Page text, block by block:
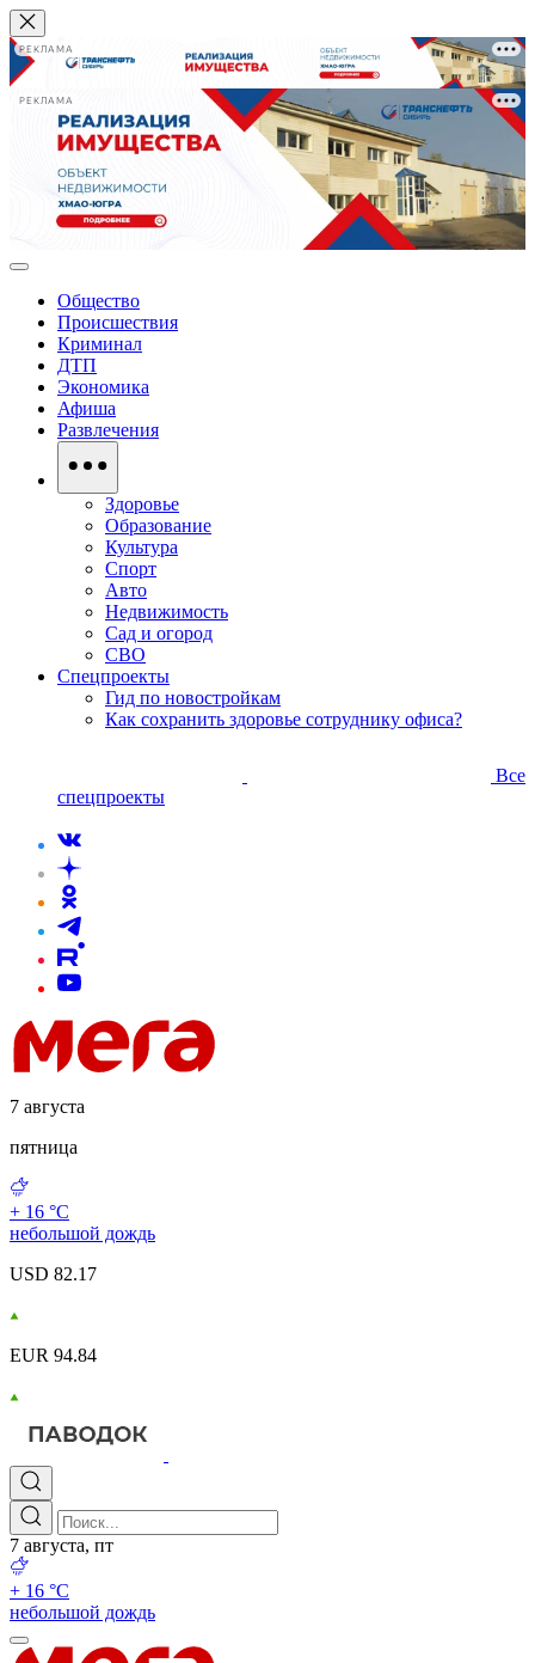
РЕКЛАМА
РЕКЛАМА
Общество
Происшествия
Криминал
ДТП
Экономика
Афиша
Развлечения
Здоровье
Образование
Культура
Спорт
Авто
Недвижимость
Сад и огород
СВО
Спецпроекты
Гид по новостройкам
Как сохранить здоровье сотруднику офиса?
Все
спецпроекты
7 августа
пятница
+ 16 °С
небольшой дождь
USD 82.17
EUR 94.84
7 августа, пт
+ 16 °С
небольшой дождь